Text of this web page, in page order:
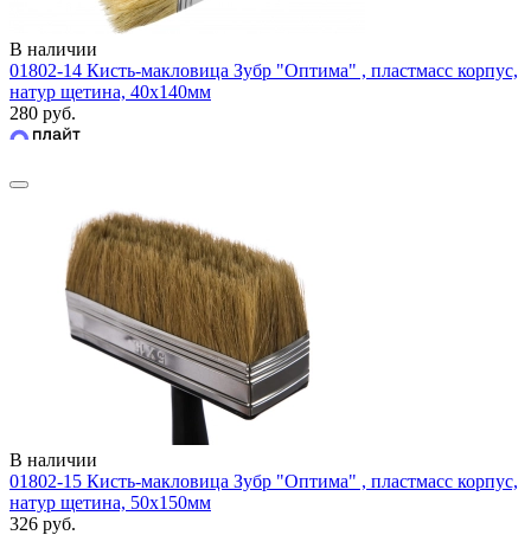
В наличии
01802-14 Кисть-макловица Зубр "Оптима" , пластмасс корпус,
натур щетина, 40х140мм
280 руб.
В наличии
01802-15 Кисть-макловица Зубр "Оптима" , пластмасс корпус,
натур щетина, 50х150мм
326 руб.